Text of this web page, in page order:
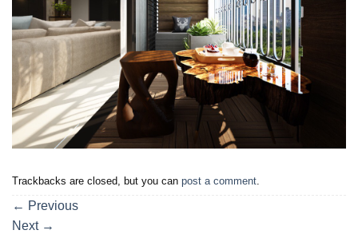
Trackbacks are closed, but you can post a comment
← Previous
Next →